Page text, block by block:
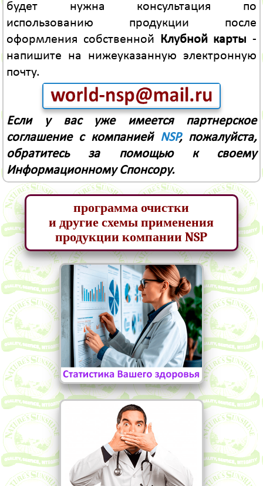
будет нужна консультация по
использованию продукции после
оформления собственной Клубной карты -
напишите на нижеуказанную электронную
почту.
Если у вас уже имеется партнерское
соглашение с компанией NSP, пожалуйста,
обратитесь за помощью к своему
Информационному Спонсору.
программа очистки
и другие схемы применения
продукции компании NSP